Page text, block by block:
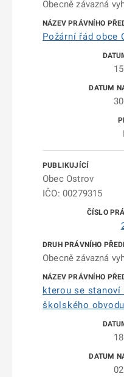
Obecně závazná
Požární řád obce
Obec Ostrov
IČO: 00279315
Obecně závazná
kterou se stanoví
školského